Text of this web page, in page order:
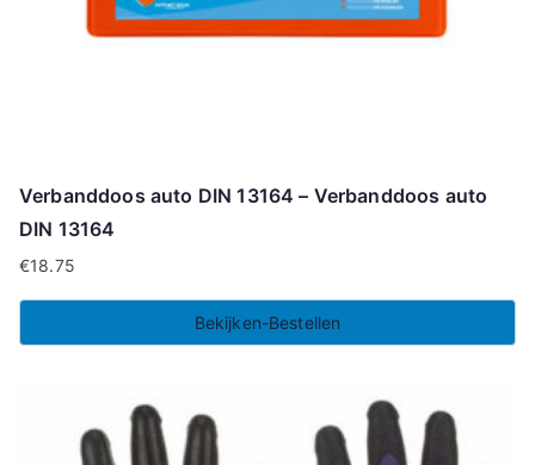
Verbanddoos auto DIN 13164 – Verbanddoos auto
DIN 13164
€18.75
Bekijken-Bestellen